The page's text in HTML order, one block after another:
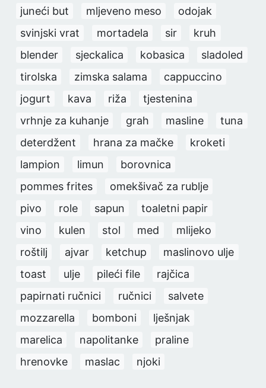
juneći but
mljeveno meso
odojak
svinjski vrat
mortadela sir
kruh
blender
sjeckalica kobasica
sladoled
tirolska
zimska salama
cappuccino
jogurt
kava riža
tjestenina
vrhnje za kuhanje
grah masline
tuna
deterdžent
hrana za mačke
kroketi
lampion
limun
borovnica
pommes frites
omekšivač za rublje
pivo
role sapun
toaletni papir
vino
kulen stol med
mlijeko
roštilj
ajvar ketchup
maslinovo ulje
toast
ulje pileći file
rajčica
papirnati ručnici
ručnici
salvete
mozzarella
bomboni
lješnjak
marelica
napolitanke
praline
hrenovke
maslac njoki